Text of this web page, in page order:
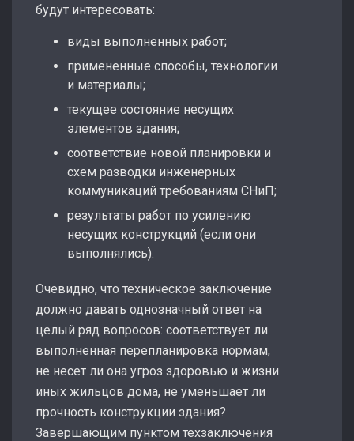
будут интересовать:
виды выполненных работ;
примененные способы, технологии
и материалы;
текущее состояние несущих
элементов здания;
соответствие новой планировки и
схем разводки инженерных
коммуникаций требованиям СНиП;
результаты работ по усилению
несущих конструкций (если они
выполнялись).
Очевидно, что техническое заключение
должно давать однозначный ответ на
целый ряд вопросов: соответствует ли
выполненная перепланировка нормам,
не несет ли она угроз здоровью и жизни
иных жильцов дома, не уменьшает ли
прочность конструкции здания?
Завершающим пунктом техзаключения